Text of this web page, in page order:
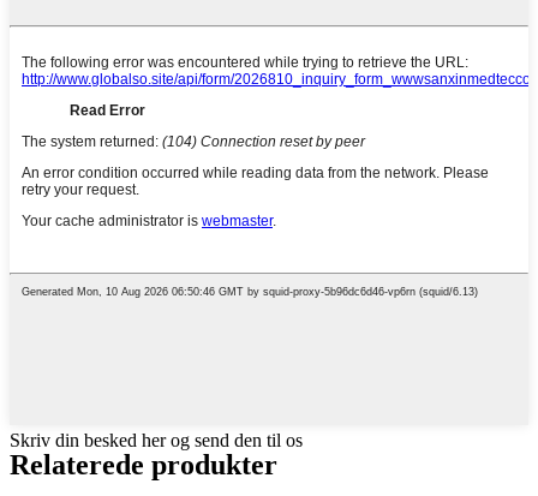
Skriv din besked her og send den til os
Relaterede produkter